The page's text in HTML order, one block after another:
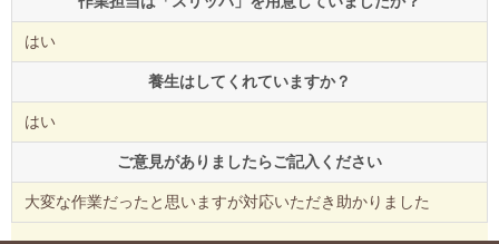
はい
養生はしてくれていますか？
はい
ご意見がありましたらご記入ください
大変な作業だったと思いますが対応いただき助かりました